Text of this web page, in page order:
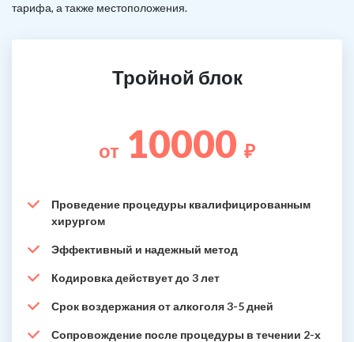
тарифа, а также местоположения.
Тройной блок
от 10000 ₽
Проведение процедуры квалифицированным
хирургом
Эффективный и надежный метод
Кодировка действует до 3 лет
Срок воздержания от алкоголя 3-5 дней
Сопровождение после процедуры в течении 2-х